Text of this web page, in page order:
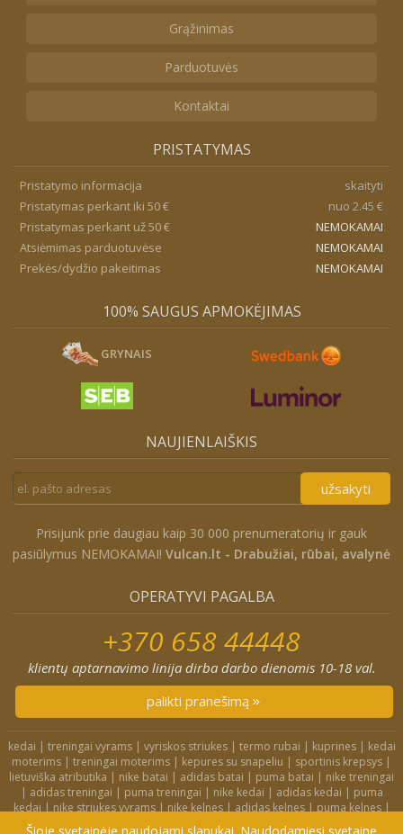
Grąžinimas
Parduotuvės
Kontaktai
PRISTATYMAS
Pristatymo informacija
skaityti
Pristatymas perkant iki 50 €
nuo 2.45 €
Pristatymas perkant už 50 €
NEMOKAMAI
Atsiėmimas parduotuvėse
NEMOKAMAI
Prekės/dydžio pakeitimas
NEMOKAMAI
100% SAUGUS APMOKĖJIMAS
GRYNAIS
NAUJIENLAIŠKIS
užsakyti
Prisijunk prie daugiau kaip 30 000 prenumeratorių ir gauk
pasiūlymus NEMOKAMAI! Vulcan.lt - Drabužiai, rūbai, avalynė
OPERATYVI PAGALBA
+370 658 44448
klientų aptarnavimo linija dirba darbo dienomis 10-18 val.
palikti pranešimą
kedai | treningai vyrams| vyriskos striukes| termo rubai | kuprines| kedai
moterims | treningai moterims | kepures su snapeliu | sportinis krepsys |
lietuviška atributika | nike batai | adidas batai | puma batai | nike treningai
| adidas treningai | puma treningai | nike kedai | adidas kedai | puma
kedai | nike striukes vyrams| nike kelnes| adidas kelnes| puma kelnes|
nike kuprines
nike kojines nike treningai moterims